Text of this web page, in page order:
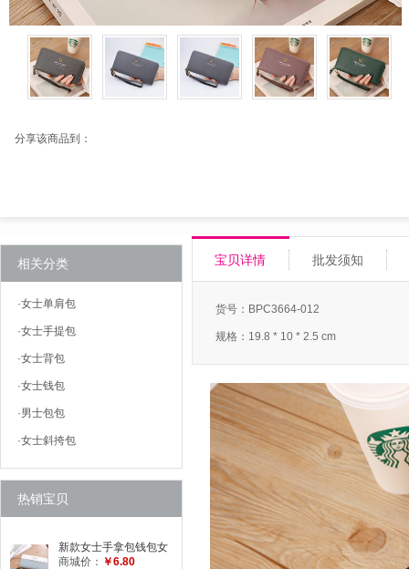
分享该商品到：
相关分类
·女士单肩包
·女士手提包
·女士背包
·女士钱包
·男士包包
·女士斜挎包
热销宝贝
新款女士手拿包钱包女
学生长款简约撞色拼接
商城价： ￥6.80
宝贝详情 批发须知
货号：BPC3664-012
规格：19.8 * 10 * 2.5 cm